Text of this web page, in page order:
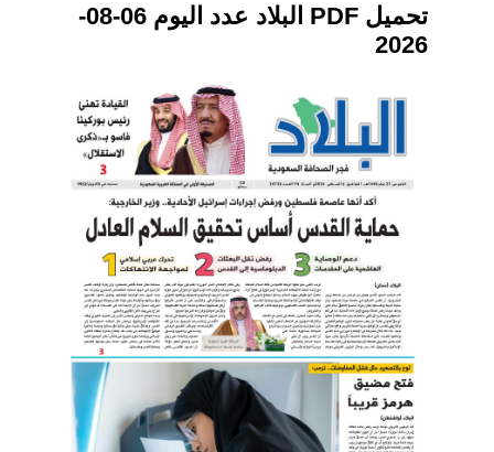
تحميل PDF البلاد عدد اليوم 06-08-
2026